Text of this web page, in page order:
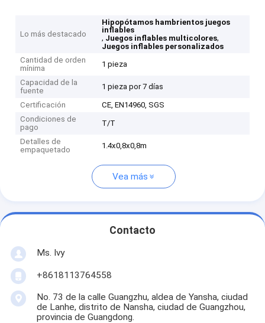
Lo más destacado
Hipopótamos hambrientos juegos
inflables
, Juegos inflables multicolores,
Juegos inflables personalizados
Cantidad de orden
mínima
1 pieza
Capacidad de la
fuente
1 pieza por 7 días
Certificación
CE, EN14960, SGS
Condiciones de
pago
T/T
Detalles de
empaquetado
1.4x0,8x0,8m
Vea más
Contacto
Ms. Ivy
+8618113764558
No. 73 de la calle Guangzhu, aldea de Yansha, ciudad
de Lanhe, distrito de Nansha, ciudad de Guangzhou,
provincia de Guangdong.